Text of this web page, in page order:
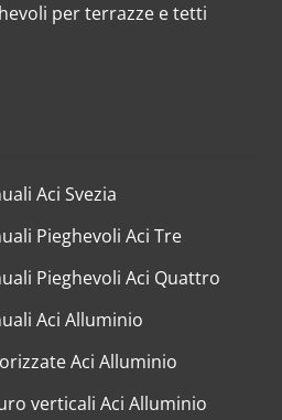
per terrazze e tetti
Aci Svezia
Pieghevoli Aci Tre
Pieghevoli Aci Quattro
Aci Alluminio
Aci Alluminio
verticali Aci Alluminio